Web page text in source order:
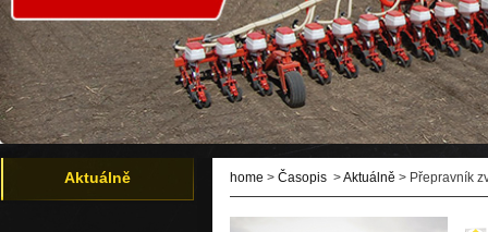
home > Časopis >Aktuálně > Přepravník
Aktuálně